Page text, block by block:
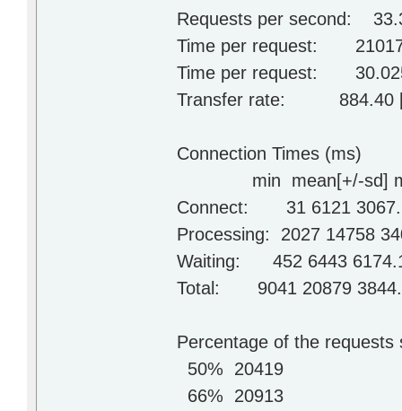
Requests per second:
Time per request:
Time per request: 30.025
Transfer rate: 884.40
Connection Times (ms)
min mean[+/-sd]
Connect: 31 6121
Processing: 2027 14758
Waiting: 452 6443
Total: 9041 20879
Percentage of the
50% 20419
66% 20913